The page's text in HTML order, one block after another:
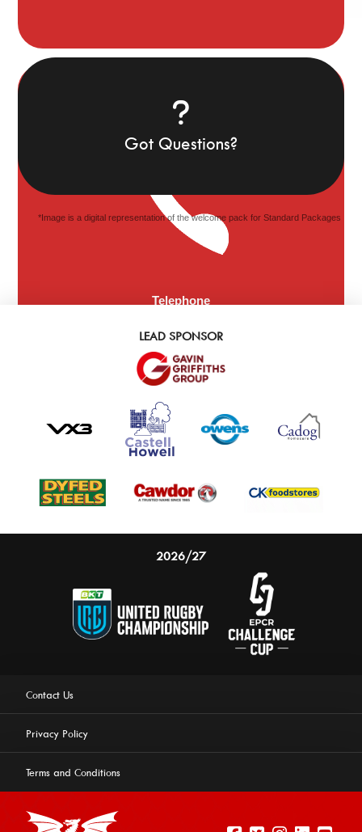
Telephone
through our Season Membership options.
Call us on 01554 29 29 39
Monday - Friday 9am - 5pm.
Got Questions?
*Image is a digital representation of the welcome pack for Standard Packages
LEAD SPONSOR
2026/27
Contact Us
Privacy Policy
Terms and Conditions